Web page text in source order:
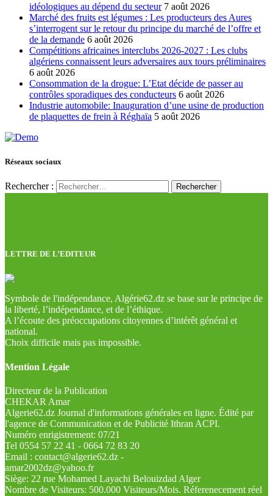
idéologiques au dépend du secteur 7 août 2026
Marché des fruits est légumes : Les producteurs des Aures
s’interrogent sur le retour du principe du marché de l’offre et
de la demande 6 août 2026
Compétitions africaines interclubs 2026-2027 : Les clubs
algériens connaissent leurs adversaires aux tours préliminaires
6 août 2026
Consommation de la drogue: L’Etat décide de passer au
contrôles sporadiques des conducteurs 6 août 2026
Industrie automobile: Inauguration d’une usine de production
de plaquettes de frein à Réghaïa 5 août 2026
Réseaux sociaux
Rechercher :
LETTRE DE L’EDITEUR
Symbole de l'indépendance, Algérie62.dz se base sur le principe de
la liberté, l’indépendance, et de l’éthique.
A l’écoute des préoccupations citoyennes d’intérêt général et
national.
Choix difficile mais pas impossible.
Mention Légale
Directeur de la Publication
CHEKAR Amar
Algerie62.dz Journal d'informations générales en ligne. Édité par
l'agence de Communication et de Publicité Ithran ACPI.
Numéro enrigistrement: 07/21
Tel 0554 57 22 41 - 0664 72 83 20
Email : contact@algerie62.dz -
amar2002dz@yahoo.fr
Siège: 22 rue Mohamed Layachi Belouizdad Alger
Nombre de Visiteurs: 500.000 Visiteurs/Mois. Réferenecement réel